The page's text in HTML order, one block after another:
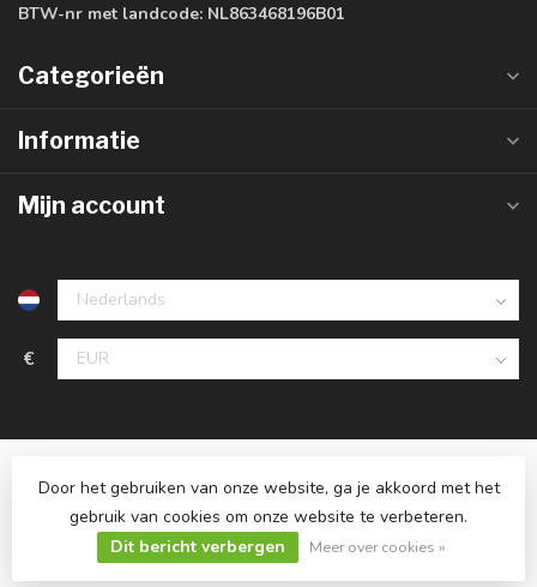
BTW-nr met landcode: NL863468196B01
Categorieën
Informatie
Mijn account
€
© Copyright 2026 Ledlampaanbiedingen.nl
Door het gebruiken van onze website, ga je akkoord met het
gebruik van cookies om onze website te verbeteren.
Dit bericht verbergen
Meer over cookies »